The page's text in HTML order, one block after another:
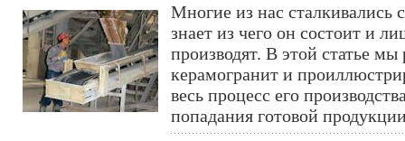
Многие из нас сталкивались
знает из чего он состоит и
производят. В этой статье
керамогранит и
весь процесс его
попадания готовой